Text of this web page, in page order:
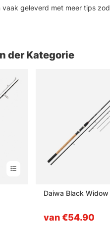
geleverd met meer tips
ontworpen zijn voor het
der Kategorie
Daiwa Black Widow
van €54.90